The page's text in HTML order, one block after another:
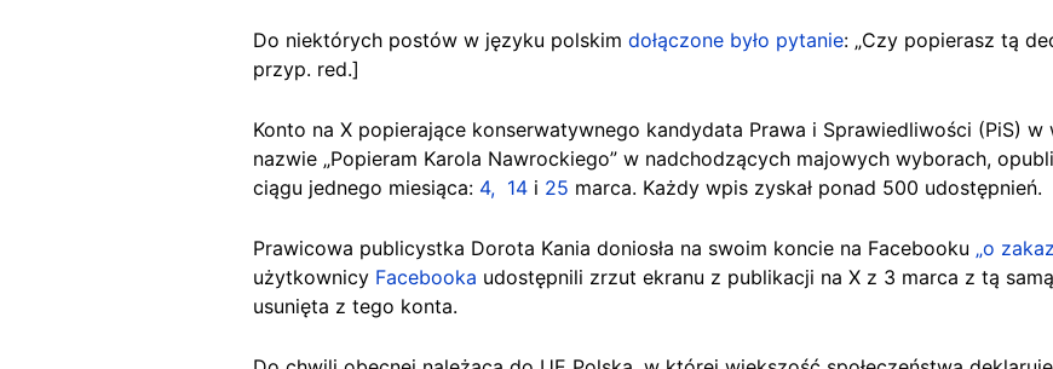
Do niektórych postów w języku polskim dołączone było pytanie: „Czy popierasz tą
przyp. red.]
Konto na X popierające konserwatywnego kandydata Prawa i Sprawiedliwości (PiS)
nazwie „Popieram Karola Nawrockiego” w nadchodzących majowych wyborach,
ciągu jednego miesiąca: 4, 14 i 25 marca. Każdy wpis zyskał ponad 500 udostępnień.
Prawicowa publicystka Dorota Kania doniosła na swoim koncie na Facebooku „o
użytkownicy Facebooka udostępnili zrzut ekranu z publikacji na X z 3 marca z tą
usunięta z tego konta.